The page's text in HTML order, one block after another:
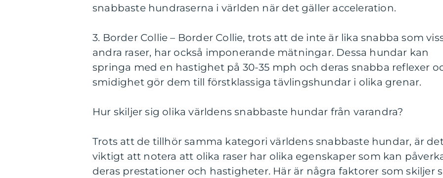
snabbaste hundraserna i världen när det gäller acceleration.
3. Border Collie – Border Collie, trots att de inte är lika snabba som
andra raser, har också imponerande mätningar. Dessa hundar kan
springa med en hastighet på 30-35 mph och deras snabba reflexer
smidighet gör dem till förstklassiga tävlingshundar i olika grenar.
Hur skiljer sig olika världens snabbaste hundar från varandra?
Trots att de tillhör samma kategori världens snabbaste hundar, är
viktigt att notera att olika raser har olika egenskaper som kan
deras prestationer och hastigheter. Här är några faktorer som skiljer